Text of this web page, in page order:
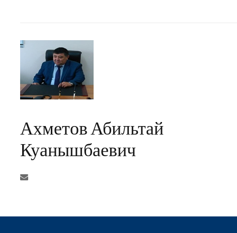
Ахметов Абильтай
Куанышбаевич